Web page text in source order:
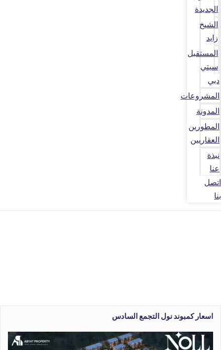
الجديدة
الشيخ
زايد
المستقبل
سيتي
دبي
المشروعات
المدونة
المطورين
العقاريين
نبذة
عنا
اتصل
بنا
اسعار كمبوند نول التجمع السادس